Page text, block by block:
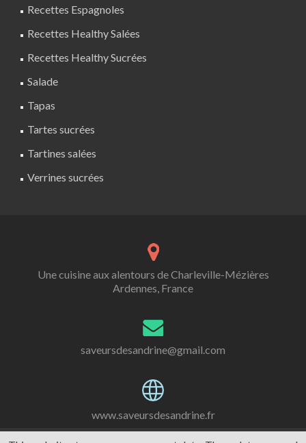
Recettes Espagnoles
Recettes Healthy Salées
Recettes Healthy Sucrées
Salade
Tapas
Tartes sucrées
Tartines salées
Verrines sucrées
Une cuisine aux alentours de Charleville-Mézières
Ardennes, France
saveursdesandrine@gmail.com
www.saveursdesandrine.fr